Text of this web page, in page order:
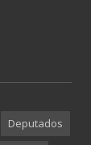
Deputados